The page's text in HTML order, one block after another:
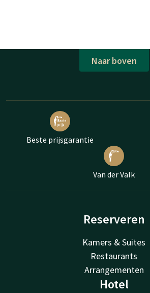
Naar boven
Beste prijsgarantie
Van der Valk
Reserveren
Kamers & Suites
Restaurants
Arrangementen
Hotel